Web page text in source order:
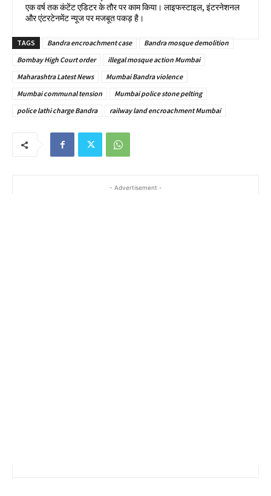
एक वर्ष तक कंटेंट एडिटर के तौर पर काम किया। लाइफस्टाइल, इंटरनेशनल
और एंटरटेनमेंट न्यूज पर मजबूत पकड़ है।
TAGS Bandra encroachment case
Bandra mosque demolition
Bombay High Court order
illegal mosque action Mumbai
Maharashtra Latest News
Mumbai Bandra violence
Mumbai communal tension
Mumbai police stone pelting
police lathi charge Bandra
railway land encroachment Mumbai
- Advertisement -